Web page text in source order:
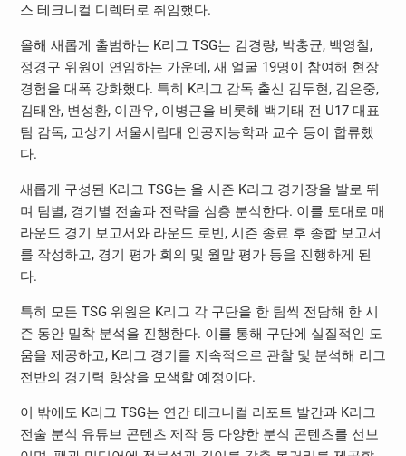
스 테크니컬 디렉터로 취임했다.
올해 새롭게 출범하는 K리그 TSG는 김경량, 박충균, 백영철,
정경구 위원이 연임하는 가운데, 새 얼굴 19명이 참여해 현장
경험을 대폭 강화했다. 특히 K리그 감독 출신 김두현, 김은중,
김태완, 변성환, 이관우, 이병근을 비롯해 백기태 전 U17 대표
팀 감독, 고상기 서울시립대 인공지능학과 교수 등이 합류했
다.
새롭게 구성된 K리그 TSG는 올 시즌 K리그 경기장을 발로 뛰
며 팀별, 경기별 전술과 전략을 심층 분석한다. 이를 토대로 매
라운드 경기 보고서와 라운드 로빈, 시즌 종료 후 종합 보고서
를 작성하고, 경기 평가 회의 및 월말 평가 등을 진행하게 된
다.
특히 모든 TSG 위원은 K리그 각 구단을 한 팀씩 전담해 한 시
즌 동안 밀착 분석을 진행한다. 이를 통해 구단에 실질적인 도
움을 제공하고, K리그 경기를 지속적으로 관찰 및 분석해 리그
전반의 경기력 향상을 모색할 예정이다.
이 밖에도 K리그 TSG는 연간 테크니컬 리포트 발간과 K리그
전술 분석 유튜브 콘텐츠 제작 등 다양한 분석 콘텐츠를 선보